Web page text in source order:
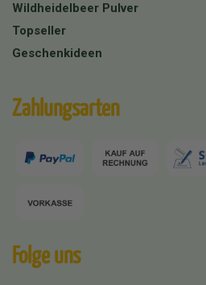
Wildheidelbeer Pulver
Topseller
Geschenkideen
Zahlungsarten
Folge uns